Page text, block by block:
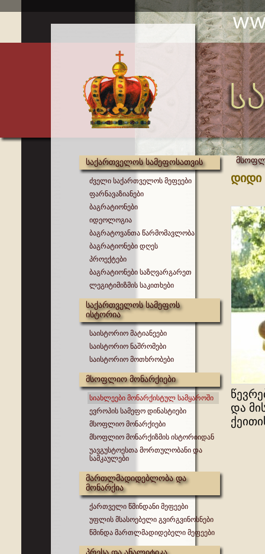
საქართველოს სამეფოსათვის
ძველი საქართველოს მეფეები
ფარნავაზიანები
ბაგრატიონები
იდეოლოგია
ბაგრატოვანთა წარმომავლობა
ბაგრატიონები დღეს
პროექტები
ბაგრატიონები საზღვარგარეთ
ლეგიტიმიზმის საკითხები
საქართველოს სამეფოს
ისტორია
საისტორიო მატიანეები
საისტორიო ნაშრომები
საისტორიო მოთხრობები
მსოფლიო მონარქიები
სიახლეები მონარქისტულ სამყაროში
ევროპის სამეფო დინასტიები
მსოფლიო მონარქიები
მსოფლიო მონარქიზმის ისტორიიდან
უავგუსტოესთა მორთულობანი და
სამკაულები
მართლმადიდებლობა და
მონარქია
ქართველი წმინდანი მეფეები
უფლის მსასოებელი გვირგვინოსნები
წმინდა მართლმადიდებელი მეფეები
დიდი
და